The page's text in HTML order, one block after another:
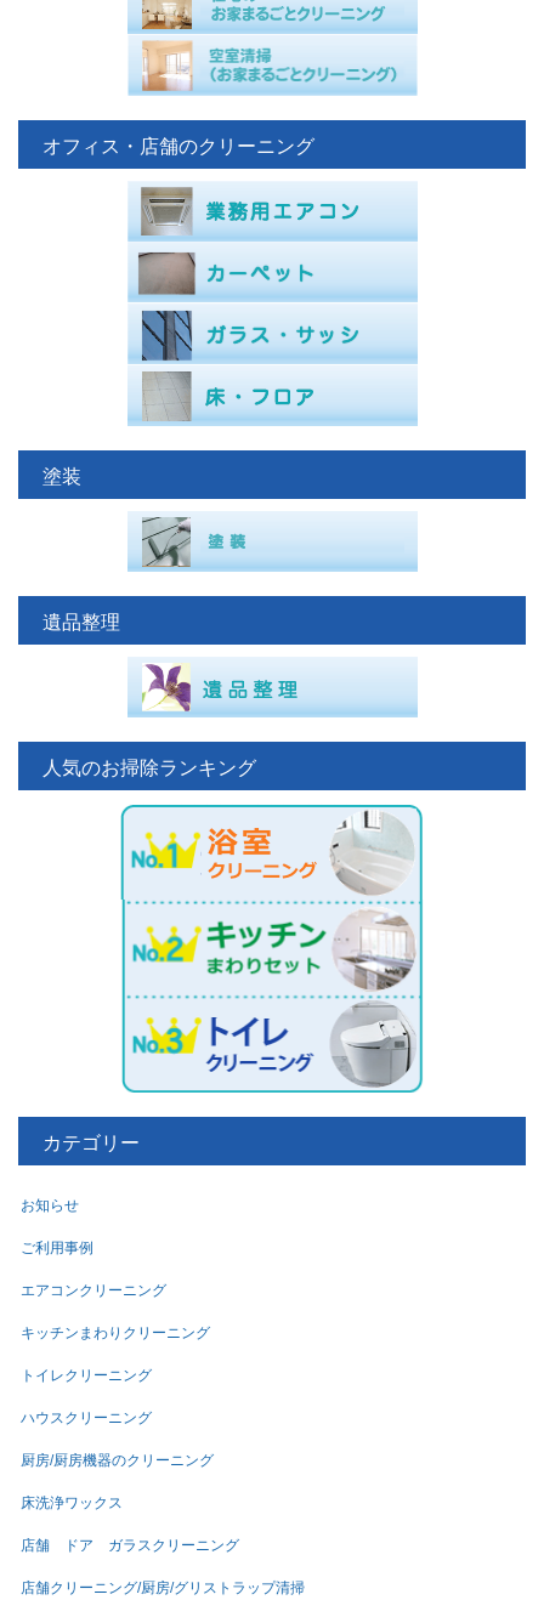
オフィス・店舗のクリーニング
塗装
遺品整理
人気のお掃除ランキング
カテゴリー
お知らせ
ご利用事例
エアコンクリーニング
キッチンまわりクリーニング
トイレクリーニング
ハウスクリーニング
厨房/厨房機器のクリーニング
床洗浄ワックス
店舗 ドア ガラスクリーニング
店舗クリーニング/厨房/グリストラップ清掃